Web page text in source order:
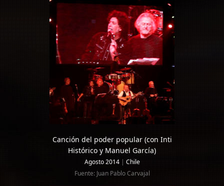
Canción del poder popular (con Inti
Histórico y Manuel García)
Agosto 2014 | Chile
Fuente: Juan Pablo Carvajal